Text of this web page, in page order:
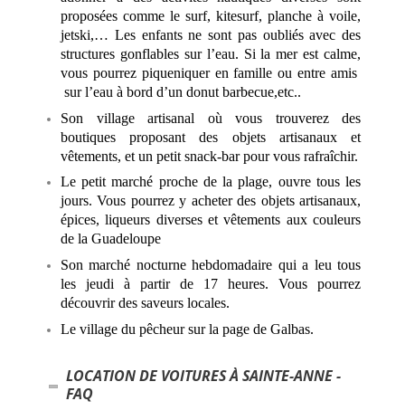
proposées comme le surf, kitesurf, planche à voile,
jetski,… Les enfants ne sont pas oubliés avec des
structures gonflables sur l’eau. Si la mer est calme,
vous pourrez piqueniquer en famille ou entre amis
sur l’eau à bord d’un donut barbecue,etc..
Son village artisanal où vous trouverez des
boutiques proposant des objets artisanaux et
vêtements, et un petit snack-bar pour vous rafraîchir.
Le petit marché proche de la plage, ouvre tous les
jours. Vous pourrez y acheter des objets artisanaux,
épices, liqueurs diverses et vêtements aux couleurs
de la Guadeloupe
Son marché nocturne hebdomadaire qui a leu tous
les jeudi à partir de 17 heures. Vous pourrez
découvrir des saveurs locales.
Le village du pêcheur sur la page de Galbas.
LOCATION DE VOITURES À SAINTE-ANNE -
FAQ